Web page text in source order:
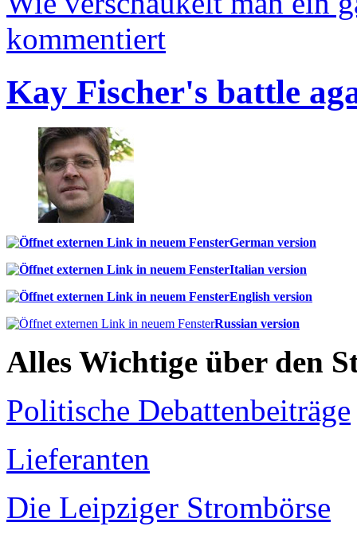
kommentiert
Kay Fischer's battle
German version
Italian version
English version
Russian version
Alles Wichtige über den
Politische Debattenbeiträge
Lieferanten
Die Leipziger Strombörse